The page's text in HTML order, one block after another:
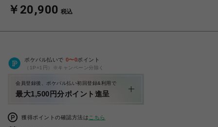
￥20,900 税込
ポケパル払いで 0〜0ポイント
（1P=1円）※キャンペーン分除く
会員登録後、ポケパル払い初回登録&利用で
最大1,500円分ポイント進呈
獲得ポイントの確認方法は こちら